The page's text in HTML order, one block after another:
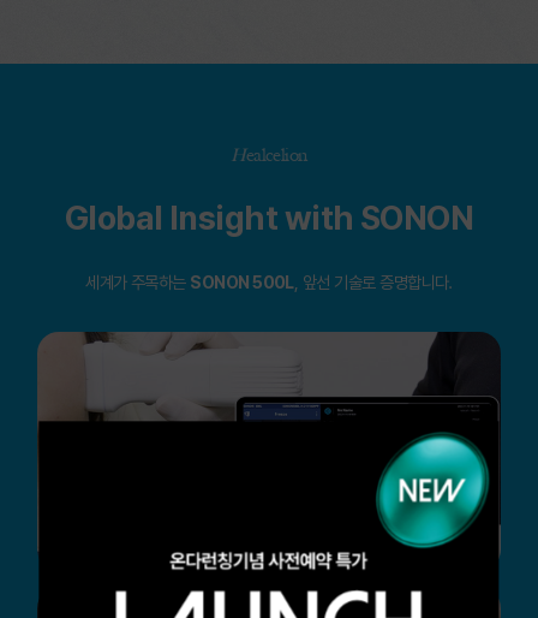
Healcelion
Global Insight with SONON
세계가 주목하는 SONON 500L, 앞선 기술로 증명합니다.